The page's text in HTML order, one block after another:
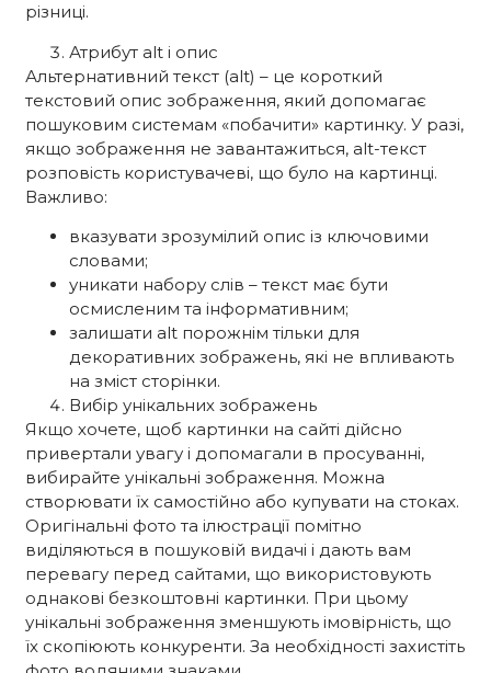
різниці.
Атрибут alt і опис
Альтернативний текст (alt) – це короткий
текстовий опис зображення, який допомагає
пошуковим системам «побачити» картинку. У разі,
якщо зображення не завантажиться, alt-текст
розповість користувачеві, що було на картинці.
Важливо:
вказувати зрозумілий опис із ключовими
словами;
уникати набору слів – текст має бути
осмисленим та інформативним;
залишати alt порожнім тільки для
декоративних зображень, які не впливають
на зміст сторінки.
Вибір унікальних зображень
Якщо хочете, щоб картинки на сайті дійсно
привертали увагу і допомагали в просуванні,
вибирайте унікальні зображення. Можна
створювати їх самостійно або купувати на стоках.
Оригінальні фото та ілюстрації помітно
виділяються в пошуковій видачі і дають вам
перевагу перед сайтами, що використовують
однакові безкоштовні картинки. При цьому
унікальні зображення зменшують імовірність, що
їх скопіюють конкуренти. За необхідності захистіть